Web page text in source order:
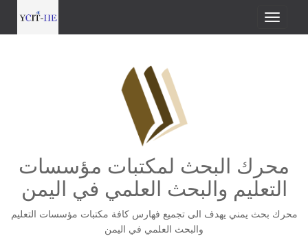
محرك البحث لمكتبات مؤسسات
التعليم والبحث العلمي في اليمن
محرك بحث يمني يهدف الى تجميع فهارس كافة مكتبات مؤسسات التعليم
والبحث العلمي في اليمن